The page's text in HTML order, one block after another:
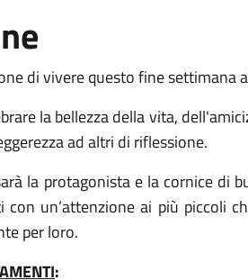
di vivere questo fine settimana
la bellezza della vita,
ad altri di riflessione.
la protagonista e la cornice di
un’attenzione ai più piccoli
per loro.
: